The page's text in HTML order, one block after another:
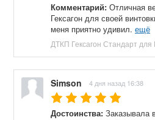
Комментарий: Отличная
Гексагон для своей
меня приятно удивил. ещё
Simson 4 дня назад 16:38
Достоинства: Заказывала